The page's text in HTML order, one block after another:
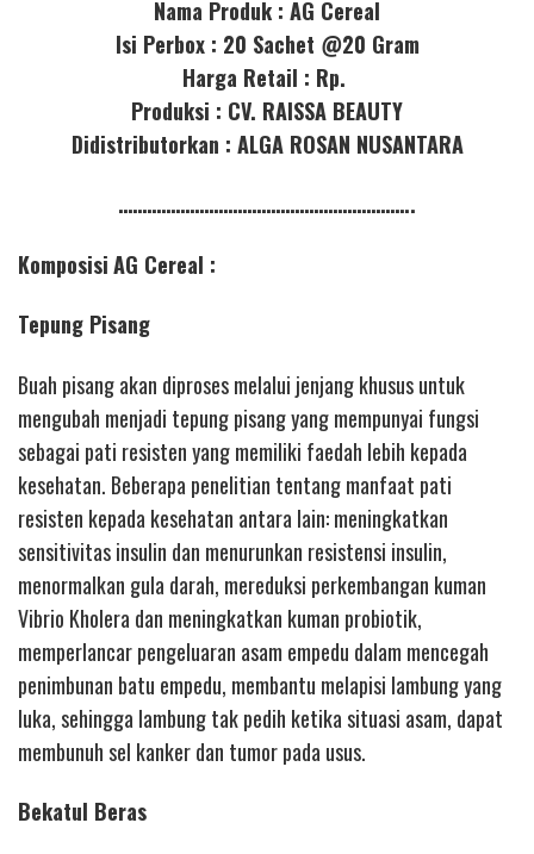
Nama Produk : AG Cereal
Isi Perbox : 20 Sachet @20 Gram
Harga Retail : Rp.
Produksi : CV. RAISSA BEAUTY
Didistributorkan : ALGA ROSAN NUSANTARA
……………………………………………………..
KomposisiAG Cereal :
Tepung Pisang
Buah pisang akan diproses melalui jenjang khusus untuk
mengubah menjadi tepung pisang yang mempunyai fungsi
sebagai pati resisten yang memiliki faedah lebih kepada
kesehatan. Beberapa penelitian tentang manfaat pati
resisten kepada kesehatan antara lain: meningkatkan
sensitivitas insulin dan menurunkan resistensi insulin,
menormalkan gula darah, mereduksi perkembangan kuman
Vibrio Kholera dan meningkatkan kuman probiotik,
memperlancar pengeluaran asam empedu dalam mencegah
penimbunan batu empedu, membantu melapisi lambung yang
luka, sehingga lambung tak pedih ketika situasi asam, dapat
membunuh sel kanker dan tumor pada usus.
Bekatul Beras